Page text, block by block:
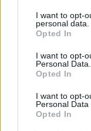
disclose it to
Please note that
services and may
not limited to your
grant or deny
consent section.
I want to opt-
personal data.
Opted In
I want to opt-
Personal Data.
Opted In
I want to opt-
Personal Data
Opted In
InvestirMag